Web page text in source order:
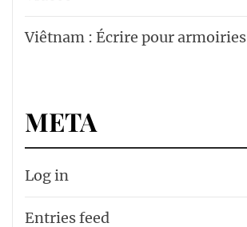
Viêtnam : Écrire pour armoiries
META
Log in
Entries feed